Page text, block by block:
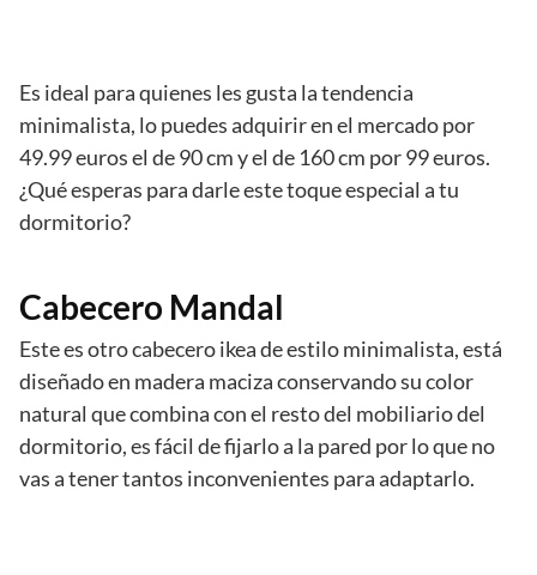
Es ideal para quienes les gusta la tendencia
minimalista, lo puedes adquirir en el mercado por
49.99 euros el de 90 cm y el de 160 cm por 99 euros.
¿Qué esperas para darle este toque especial a tu
dormitorio?
Cabecero Mandal
Este es otro cabecero ikea de estilo minimalista, está
diseñado en madera maciza conservando su color
natural que combina con el resto del mobiliario del
dormitorio, es fácil de fijarlo a la pared por lo que no
vas a tener tantos inconvenientes para adaptarlo.